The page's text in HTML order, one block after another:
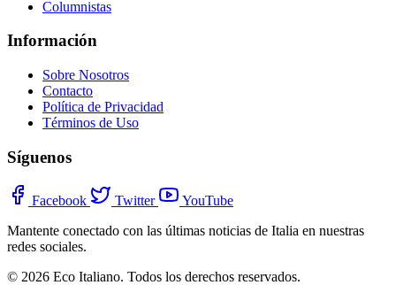
Columnistas
Información
Sobre Nosotros
Contacto
Política de Privacidad
Términos de Uso
Síguenos
Facebook Twitter
YouTube
Mantente conectado con las últimas noticias de Italia en nuestras
redes sociales.
© 2026 Eco Italiano. Todos los derechos reservados.